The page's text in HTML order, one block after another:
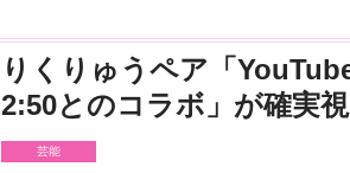
りくりゅうペア「
2:50とのコラボ」が確実
芸能